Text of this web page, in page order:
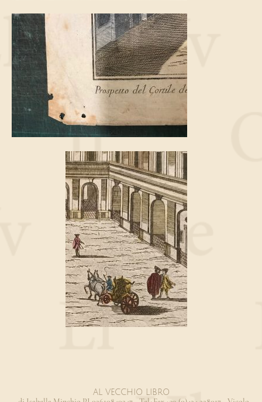
AL VECCHIO LIBRO